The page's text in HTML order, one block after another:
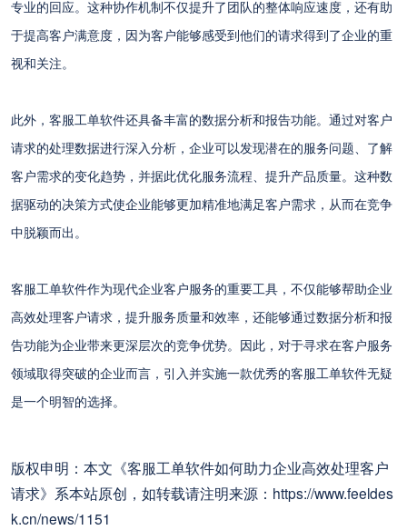
专业的回应。这种协作机制不仅提升了团队的整体响应速度，还有助
于提高客户满意度，因为客户能够感受到他们的请求得到了企业的重
视和关注。
此外，客服工单软件还具备丰富的数据分析和报告功能。通过对客户
请求的处理数据进行深入分析，企业可以发现潜在的服务问题、了解
客户需求的变化趋势，并据此优化服务流程、提升产品质量。这种数
据驱动的决策方式使企业能够更加精准地满足客户需求，从而在竞争
中脱颖而出。
客服工单软件作为现代企业客户服务的重要工具，不仅能够帮助企业
高效处理客户请求，提升服务质量和效率，还能够通过数据分析和报
告功能为企业带来更深层次的竞争优势。因此，对于寻求在客户服务
领域取得突破的企业而言，引入并实施一款优秀的客服工单软件无疑
是一个明智的选择。
版权申明：本文《客服工单软件如何助力企业高效处理客户
请求》系本站原创，如转载请注明来源：https://www.feeldes
k.cn/news/1151